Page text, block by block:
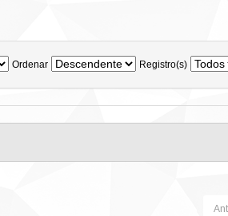
Ordenar Registro(s)